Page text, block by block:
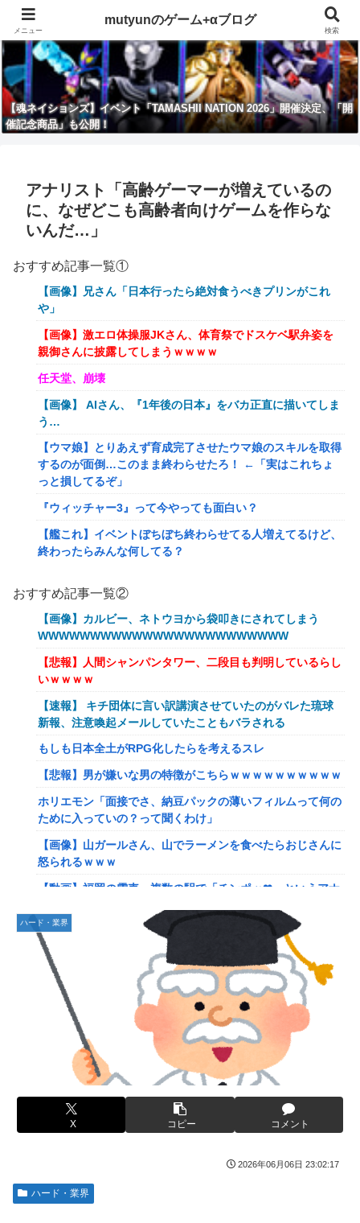
【魂ネイションズ】イベント「TAMASHII NATION 2026」開催決定、「開
催記念商品」も公開！
アナリスト「高齢ゲーマーが増えているの
に、なぜどこも高齢者向けゲームを作らな
いんだ…」
おすすめ記事一覧①
【画像】兄さん「日本行ったら絶対食うべきプリンがこれ
や」
【画像】激エロ体操服JKさん、体育祭でドスケベ駅弁姿を
親御さんに披露してしまうｗｗｗｗ
任天堂、崩壊
【画像】 AIさん、『1年後の日本』をバカ正直に描いてしま
う…
【ウマ娘】とりあえず育成完了させたウマ娘のスキルを取得
するのが面倒…このまま終わらせたろ！ ←「実はこれちょ
っと損してるぞ」
『ウィッチャー3』って今やっても面白い？
【艦これ】イベントぼちぼち終わらせてる人増えてるけど、
終わったらみんな何してる？
【艦これ】けーかいじん 他
【艦これ】水着川内さん 他
洋服の青山、空調ウェアを発売ｗｗｗｗｗｗ
女「43億円注文して………キャンセルっと！」←こいつの目
的
【驚愕】マチアプで会った外国人からまさかの『こう』言わ
れたんやがこれワイ詰みか？？？？？？？
【動画】手術中に熊本地震直撃やばすぎる
避難所にベッドがない！と文句たらたらだった左派、実際に
避難所にベッドが搬入されてしまった結果……
『ドラクエの面白さのピークははがねのつるぎ買った時』←
これ
【韓日共同調査】「日本に良い印象」の韓国人54.3％ 13年
【スト6】竹内ジョン選手「どう考えても調整の時期がおか
しい。大会の真っただ中にコンセプトが変わるほどの調整、
大会が終わった後は微調整。趣旨が一貫してない」
【画像】台湾とフランス、地震発生から6時間以内に設置し
た「避難所」がこちらｗｗｗｗ
【悲報】息子がみいちゃんのママ、限界を迎える「もう無
理。普通の家庭を築きたい。普通の子育てをしたい。」
【悲報】エアコン業者、正論「エアコンスプレーなんて使わ
ない方がいい」ﾄﾞﾝｯ！
【胸糞】Zクソガキ、おばあちゃんをいじめて炎上するｗｗ
ｗｗ
【艦これ】 なんか今回はE5は甲で当然みたいな流れあるよ
やる夫「催眠アプリを手に入れたんだけど……これ必要だっ
おすすめ記事一覧②
【画像】カルビー、ネトウヨから袋叩きにされてしまう
WWWWWWWWWWWWWWWWWWWWWWWW
【悲報】人間シャンパンタワー、二段目も判明しているらし
いｗｗｗｗ
【速報】 キチ団体に言い訳講演させていたのがバレた琉球
新報、注意喚起メールしていたこともバラされる
もしも日本全土がRPG化したらを考えるスレ
【悲報】男が嫌いな男の特徴がこちらｗｗｗｗｗｗｗｗｗｗ
ホリエモン「面接でさ、納豆パックの薄いフィルムって何の
ために入っていの？って聞くわけ」
【画像】山ガールさん、山でラーメンを食べたらおじさんに
怒られるｗｗｗ
【動画】福岡の電車、複数の駅で「チンポッ❤」というアナ
【悲報】ショートスリーパー堀さん、対面で高須幹弥にブチ
ギレるｗｗｗｗ
女性「レイプされました」検事「嘘では？」女性「傷ついた
ので訴えます」
【艦これ】イベントぼちぼち終わらせてる人増えてるけど、
終わったらみんな何してる？
【艦これ】デイス 他
【艦これ】けーかいじん 他
日本代表DF冨安健洋の英プレミア・クリスタルパレス加入
が正式決定 鎌田大地とチームメイトに
日向坂OGの最新ランジェリー、もうエグいだろ・・・(画像
【画像】山ガールさん、山でラーメンを食べたらおじさんに
ハード・業界
X コピー コメント
2026年06月06日 23:02:17
ハード・業界
メニュー
mutyunのゲーム+αブログ
検索